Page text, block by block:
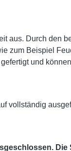
aus. Durch den
zum Beispiel
und
vollständig
Die